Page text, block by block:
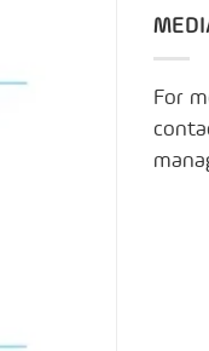
For